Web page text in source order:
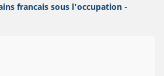
francais sous l'occupation -